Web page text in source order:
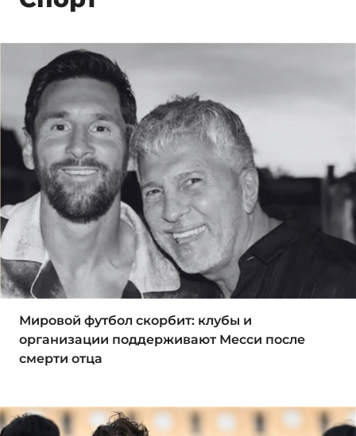
Мировой футбол скорбит: клубы и
организации поддерживают Месси после
смерти отца